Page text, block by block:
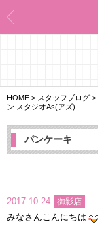
HOME > スタッフブログ >
ン スタジオAs(アズ)
パンケーキ
2017.10.24 御影店
みなさんこんにちは